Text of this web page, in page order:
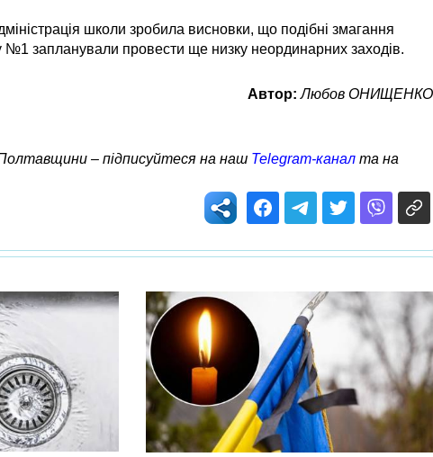
школи зробила висновки, що подібні змагання
№1 запланували провести ще низку неординарних заходів.
Автор: Любов ОНИЩЕНКО
Полтавщини – підписуйтеся на наш Telegram-канал та на